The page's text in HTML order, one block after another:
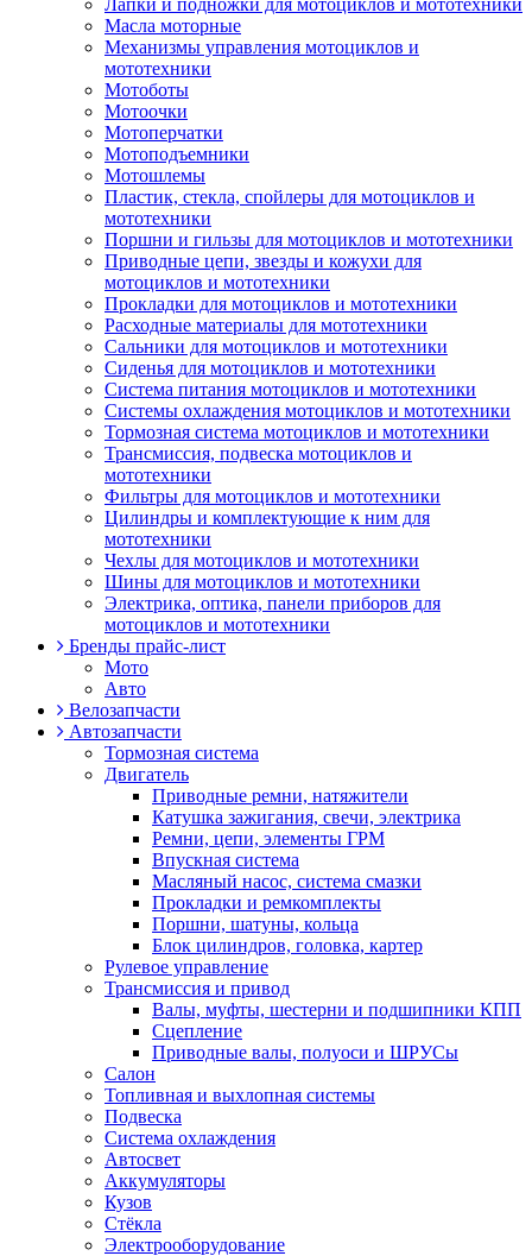
Лапки и подножки для мотоциклов и мототехники
Масла моторные
Механизмы управления мотоциклов и
мототехники
Мотоботы
Мотоочки
Мотоперчатки
Мотоподъемники
Мотошлемы
Пластик, стекла, спойлеры для мотоциклов и
мототехники
Поршни и гильзы для мотоциклов и мототехники
Приводные цепи, звезды и кожухи для
мотоциклов и мототехники
Прокладки для мотоциклов и мототехники
Расходные материалы для мототехники
Сальники для мотоциклов и мототехники
Сиденья для мотоциклов и мототехники
Система питания мотоциклов и мототехники
Системы охлаждения мотоциклов и мототехники
Тормозная система мотоциклов и мототехники
Трансмиссия, подвеска мотоциклов и
мототехники
Фильтры для мотоциклов и мототехники
Цилиндры и комплектующие к ним для
мототехники
Чехлы для мотоциклов и мототехники
Шины для мотоциклов и мототехники
Электрика, оптика, панели приборов для
мотоциклов и мототехники
Бренды прайс-лист
Мото
Авто
Велозапчасти
Автозапчасти
Тормозная система
Двигатель
Приводные ремни, натяжители
Катушка зажигания, свечи, электрика
Ремни, цепи, элементы ГРМ
Впускная система
Масляный насос, система смазки
Прокладки и ремкомплекты
Поршни, шатуны, кольца
Блок цилиндров, головка, картер
Рулевое управление
Трансмиссия и привод
Валы, муфты, шестерни и подшипники КПП
Сцепление
Приводные валы, полуоси и ШРУСы
Салон
Топливная и выхлопная системы
Подвеска
Система охлаждения
Автосвет
Аккумуляторы
Кузов
Стёкла
Электрооборудование